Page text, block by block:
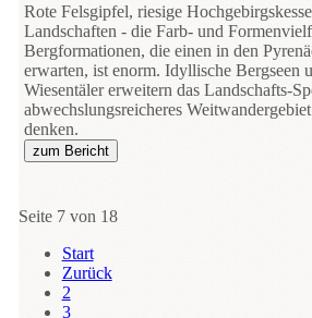
Rote Felsgipfel, riesige
Landschaften - die Farb- und
Bergformationen, die einen in den
erwarten, ist enorm. Idyllische Bergseen
Wiesentäler erweitern das Landschafts-
abwechslungsreicheres
denken.
zum Bericht
Seite 7 von 18
Start
Zurück
2
3